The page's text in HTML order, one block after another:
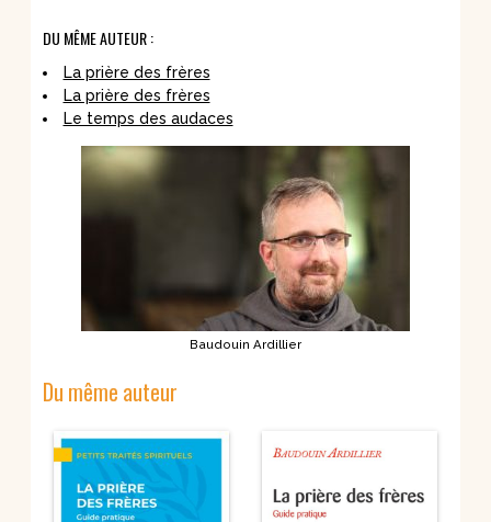
DU MÊME AUTEUR :
La prière des frères
La prière des frères
Le temps des audaces
Baudouin Ardillier
Du même auteur